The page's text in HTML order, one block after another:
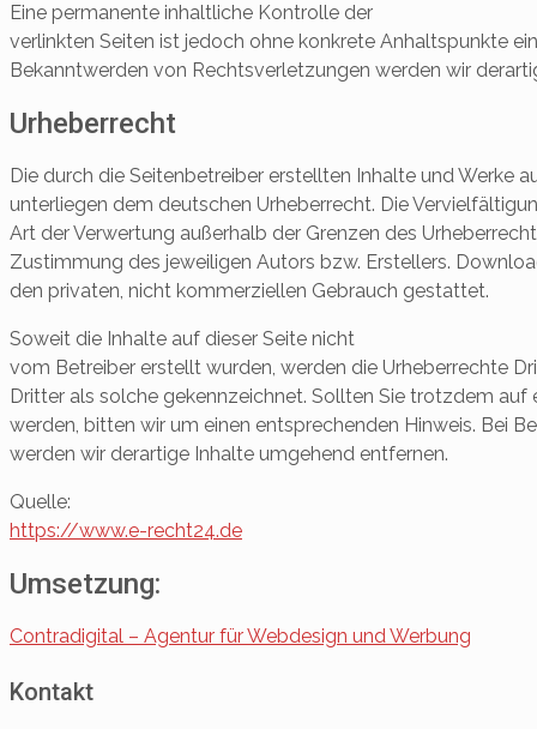
Eine permanente inhaltliche Kontrolle der
verlinkten Seiten ist jedoch ohne konkrete Anhaltspunkte
Bekanntwerden von Rechtsverletzungen werden wir
Urheberrecht
Die durch die Seitenbetreiber erstellten Inhalte und Werke
unterliegen dem deutschen Urheberrecht. Die
Art der Verwertung außerhalb der Grenzen des
Zustimmung des jeweiligen Autors bzw. Erstellers.
den privaten, nicht kommerziellen Gebrauch gestattet.
Soweit die Inhalte auf dieser Seite nicht
vom Betreiber erstellt wurden, werden die Urheberrechte
Dritter als solche gekennzeichnet. Sollten Sie trotzdem
werden, bitten wir um einen entsprechenden Hinweis. Bei
werden wir derartige Inhalte umgehend entfernen.
Quelle:
https://www.e-recht24.de
Umsetzung:
Contradigital – Agentur für Webdesign und Werbung
Kontakt